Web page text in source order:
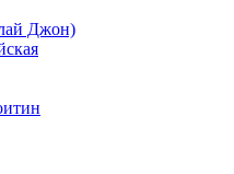
Джон)